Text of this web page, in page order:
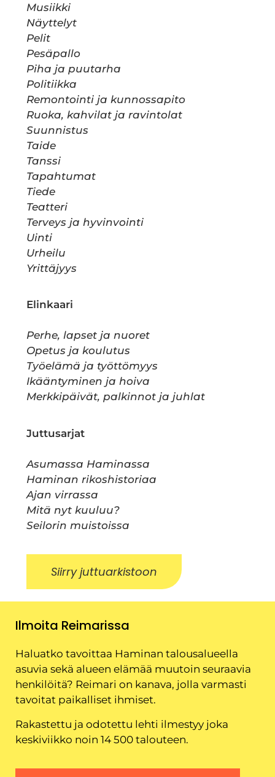
Musiikki
Näyttelyt
Pelit
Pesäpallo
Piha ja puutarha
Politiikka
Remontointi ja kunnossapito
Ruoka, kahvilat ja ravintolat
Suunnistus
Taide
Tanssi
Tapahtumat
Tiede
Teatteri
Terveys ja hyvinvointi
Uinti
Urheilu
Yrittäjyys
Elinkaari
Perhe, lapset ja nuoret
Opetus ja koulutus
Työelämä ja työttömyys
Ikääntyminen ja hoiva
Merkkipäivät, palkinnot ja juhlat
Juttusarjat
Asumassa Haminassa
Haminan rikoshistoriaa
Ajan virrassa
Mitä nyt kuuluu?
Seilorin muistoissa
Siirry juttuarkistoon
Ilmoita Reimarissa
Haluatko tavoittaa Haminan talousalueella
asuvia sekä alueen elämää muutoin seuraavia
henkilöitä? Reimari on kanava, jolla varmasti
tavoitat paikalliset ihmiset.
Rakastettu ja odotettu lehti ilmestyy joka
keskiviikko noin 14 500 talouteen.